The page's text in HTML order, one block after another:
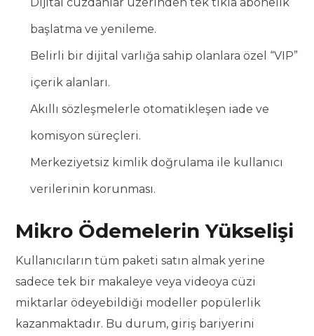
başlatma ve yenileme.
Belirli bir dijital varlığa sahip olanlara özel “VIP”
içerik alanları.
Akıllı sözleşmelerle otomatikleşen iade ve
komisyon süreçleri.
Merkeziyetsiz kimlik doğrulama ile kullanıcı
verilerinin korunması.
Mikro Ödemelerin Yükselişi
Kullanıcıların tüm paketi satın almak yerine
sadece tek bir makaleye veya videoya cüzi
miktarlar ödeyebildiği modeller popülerlik
kazanmaktadır. Bu durum, giriş bariyerini